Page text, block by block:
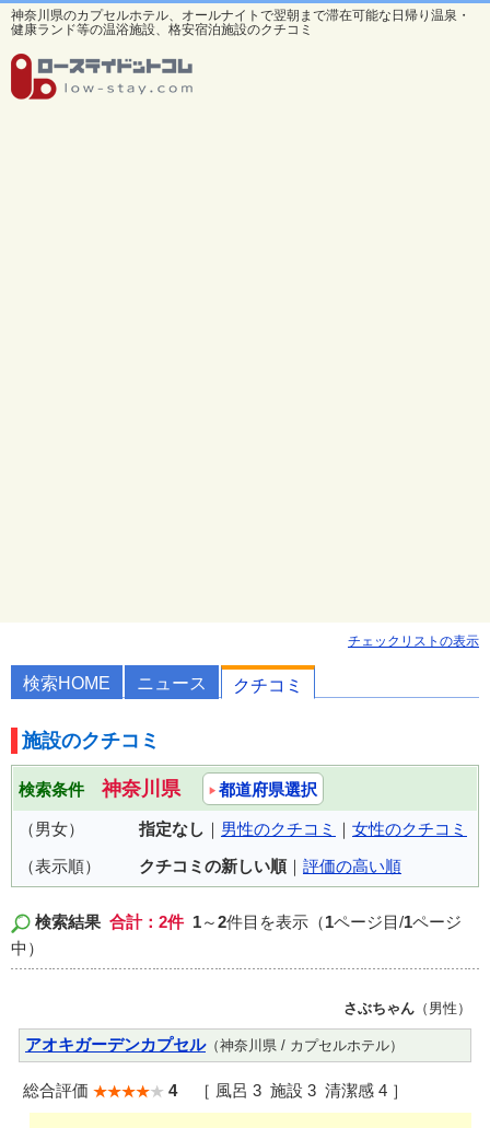
神奈川県のカプセルホテル、オールナイトで翌朝まで滞在可能な日帰り温泉・
健康ランド等の温浴施設、格安宿泊施設のクチコミ
チェックリストの表示
検索HOME ニュース クチコミ
施設のクチコミ
検索条件 神奈川県 都道府県選択
（男女） 指定なし ｜ 男性のクチコミ ｜ 女性のクチコミ
（表示順）
クチコミの新しい順｜ 評価の高い順
検索結果 合計：2件 1～2件目を表示（1ページ目/1ページ
中）
さぶちゃん （男性）
アオキガーデンカプセル（神奈川県 / カプセルホテル）
総合評価 4［ 風呂 3 施設 3 清潔感 4 ］